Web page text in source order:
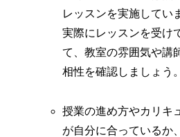
レッスンを実施してい
実際にレッスンを受け
て、教室の雰囲気や講
相性を確認しましょう。
授業の進め方やカリキ
が自分に合っているか